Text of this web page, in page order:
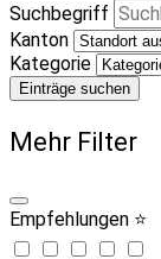
Suchbegriff
Kanton
Kategorie
Einträge suchen
Mehr Filter
Empfehlungen ⭐